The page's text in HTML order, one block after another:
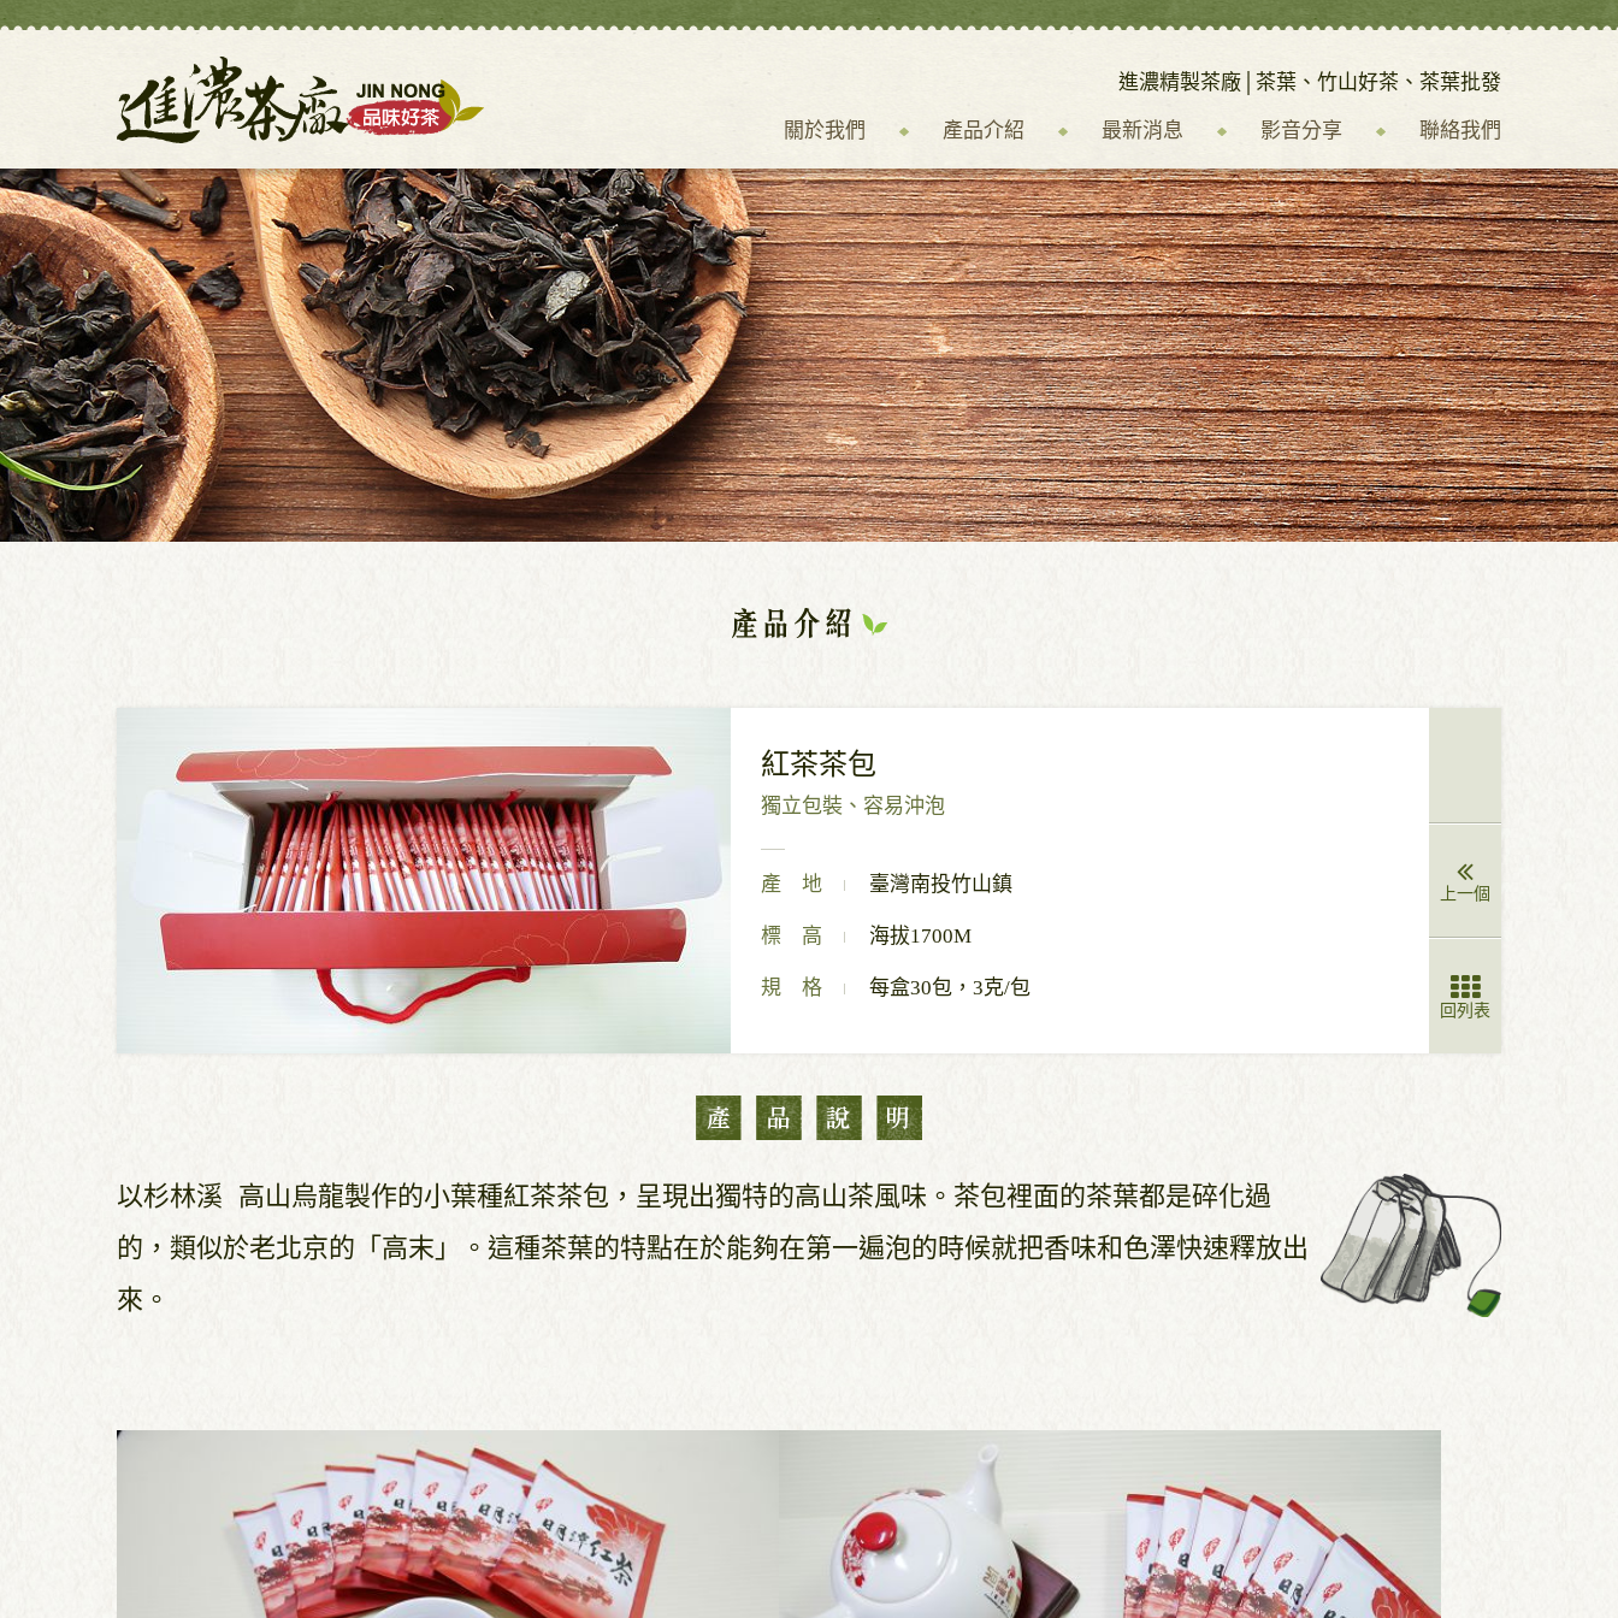
進濃精製茶廠│ 茶葉 、 竹山好茶 、 茶葉批發
關於我們
關於我們
產品介紹
產品介紹
最新消息
最新消息
影音分享
影音分享
聯絡我們
聯絡我們
紅茶茶包
獨立包裝、容易沖泡
產 地 臺灣南投竹山鎮
標 高 海拔1700M
規 格 每盒30包，3克/包
上一個
回列表
以杉林溪 高山烏龍製作的小葉種紅茶茶包，呈現出獨特的高山茶風味。茶包裡面的茶葉都是碎化過
的，類似於老北京的「高末」。這種茶葉的特點在於能夠在第一遍泡的時候就把香味和色澤快速釋放出
來。